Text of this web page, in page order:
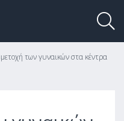
των γυναικών στα κέντρα